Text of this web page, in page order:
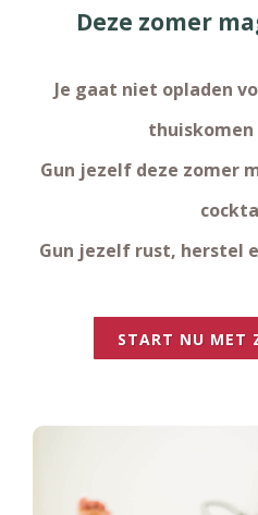
Deze zomer
Je gaat niet opladen
Gun jezelf deze zomer
Gun jezelf rust, herstel
START NU MET